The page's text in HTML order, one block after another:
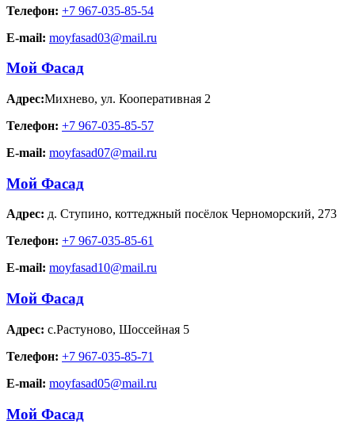
Телефон: +7 967-035-85-54
E-mail: moyfasad03@mail.ru
Мой Фасад
Адрес:Михнево, ул. Кооперативная 2
Телефон: +7 967-035-85-57
E-mail: moyfasad07@mail.ru
Мой Фасад
Адрес: д. Ступино, коттеджный посёлок Черноморский, 273
Телефон: +7 967-035-85-61
E-mail: moyfasad10@mail.ru
Мой Фасад
Адрес: с.Растуново, Шоссейная 5
Телефон: +7 967-035-85-71
E-mail: moyfasad05@mail.ru
Мой Фасад